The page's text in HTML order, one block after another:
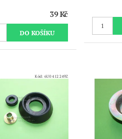
39 Kč
Kód: 6U0 412 249Z